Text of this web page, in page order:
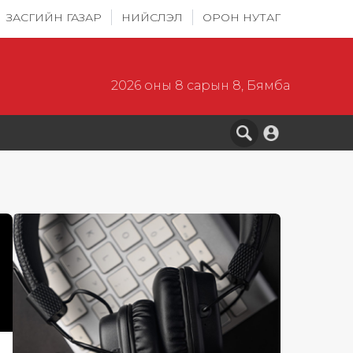
ЗАСГИЙН ГАЗАР НИЙСЛЭЛ ОРОН НУТАГ
2026 оны 8 сарын 8, Бямба